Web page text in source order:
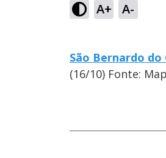
A+ A-
São Bernardo do
(16/10) Fonte: